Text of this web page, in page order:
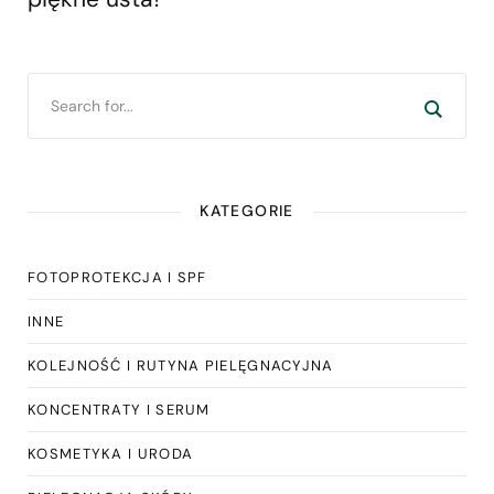
KATEGORIE
FOTOPROTEKCJA I SPF
INNE
KOLEJNOŚĆ I RUTYNA PIELĘGNACYJNA
KONCENTRATY I SERUM
KOSMETYKA I URODA